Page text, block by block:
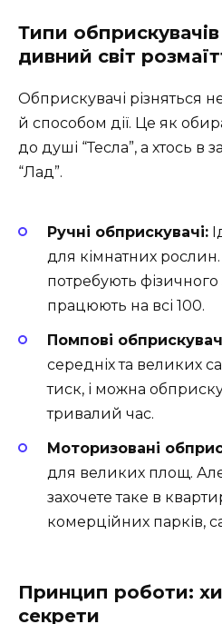
Типи обприскувачів
дивний світ
Обприскувачі різняться
й способом дії. Це як
до душі “Тесла”, а хтось в
“Лад”.
Ручні обприскувачі:
для кімнатних рослин.
потребують фізичного
працюють на всі 100.
Помпові
середніх та великих
тиск, і можна
тривалий час.
Моторизовані
для великих площ.
захочете таке в
комерційних парків,
Принцип роботи:
секрети